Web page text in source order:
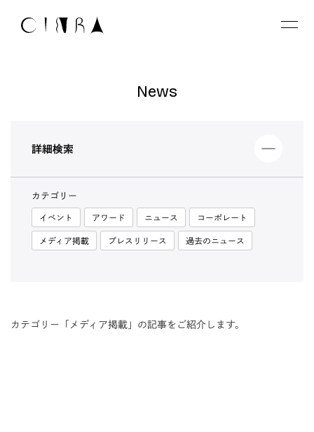
News
詳細検索
カテゴリー
イベント アワード ニュース コーポレート
メディア掲載 プレスリリース 過去のニュース
カテゴリー「メディア掲載」の記事をご紹介します。